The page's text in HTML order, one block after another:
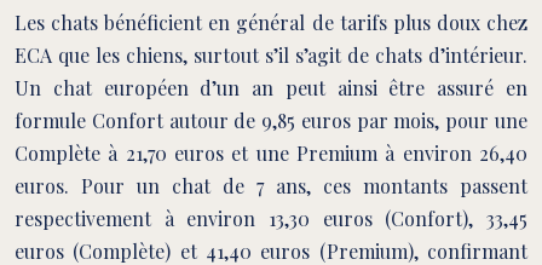
Les chats bénéficient en général de tarifs plus doux chez
ECA que les chiens, surtout s’il s’agit de chats d’intérieur.
Un chat européen d’un an peut ainsi être assuré en
formule Confort autour de 9,85 euros par mois, pour une
Complète à 21,70 euros et une Premium à environ 26,40
euros. Pour un chat de 7 ans, ces montants passent
respectivement à environ 13,30 euros (Confort), 33,45
euros (Complète) et 41,40 euros (Premium), confirmant